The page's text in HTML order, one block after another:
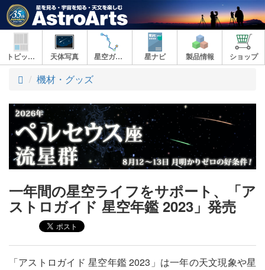
トピックス 天体写真 星空ガイド 星ナビ 製品情報 ショップ
ト
プ
機材・グッズ
一年間の星空ライフをサポート、「ア
ストロガイド 星空年鑑 2023」発売
「アストロガイド 星空年鑑 2023」は一年の天文現象や星